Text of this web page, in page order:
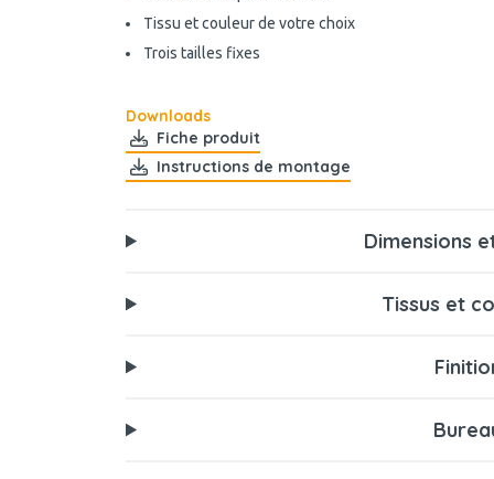
Tissu et couleur de votre choix
Trois tailles fixes
Downloads
Fiche produit
Instructions de montage
Dimensions
Tissus et